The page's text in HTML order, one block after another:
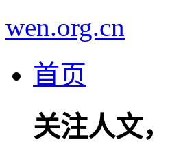
wen.org.cn
首页
关注人文